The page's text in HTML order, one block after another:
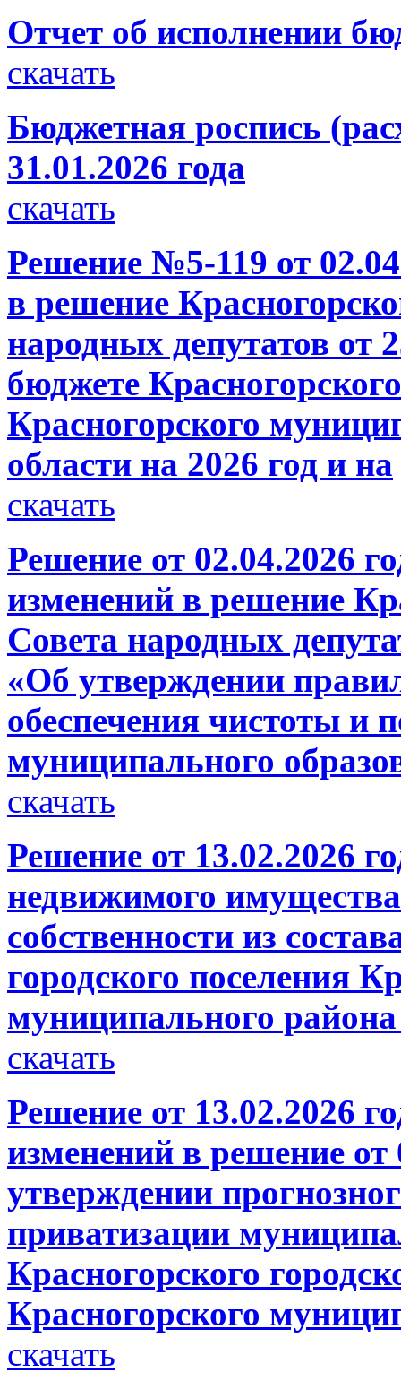
Отчет об исполнении
скачать
Бюджетная роспись
31.01.2026 года
скачать
Решение №5-119 от
в решение
народных депутатов от
бюджете
Красногорского
области на 2026 год и на
скачать
Решение от 02.04.2026
изменений в решение
Совета народных
«Об утверждении
обеспечения чистоты и
муниципального
скачать
Решение от 13.02.2026
недвижимого
собственности из
городского поселения
муниципального
скачать
Решение от 13.02.2026
изменений в решение
утверждении
приватизации
Красногорского
Красногорского
скачать